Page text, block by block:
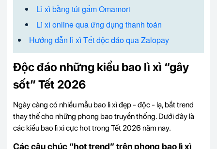
Lì xì bằng túi gấm Omamori
Lì xì online qua ứng dụng thanh toán
Hướng dẫn lì xì Tết độc đáo qua Zalopay
Độc đáo những kiểu bao lì xì “gây
sốt” Tết 2026
Ngày càng có nhiều mẫu bao lì xì đẹp - độc - lạ, bắt trend
thay thế cho những phong bao truyền thống. Dưới đây là
các kiểu bao lì xì cực hot trong Tết 2026 năm nay.
Các câu chúc “hot trend” trên phong bao lì xì